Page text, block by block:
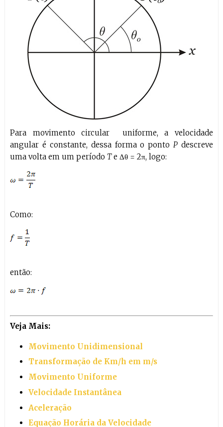
Para movimento circular uniforme, a velocidade
angular é constante, dessa forma o pontoP descreve
uma volta em um período Te Δθ = 2π, logo:
Como:
então:
Veja Mais:
Movimento Unidimensional
Transformação de Km/h em m/s
Movimento Uniforme
Velocidade Instantânea
Aceleração
Equação Horária da Velocidade